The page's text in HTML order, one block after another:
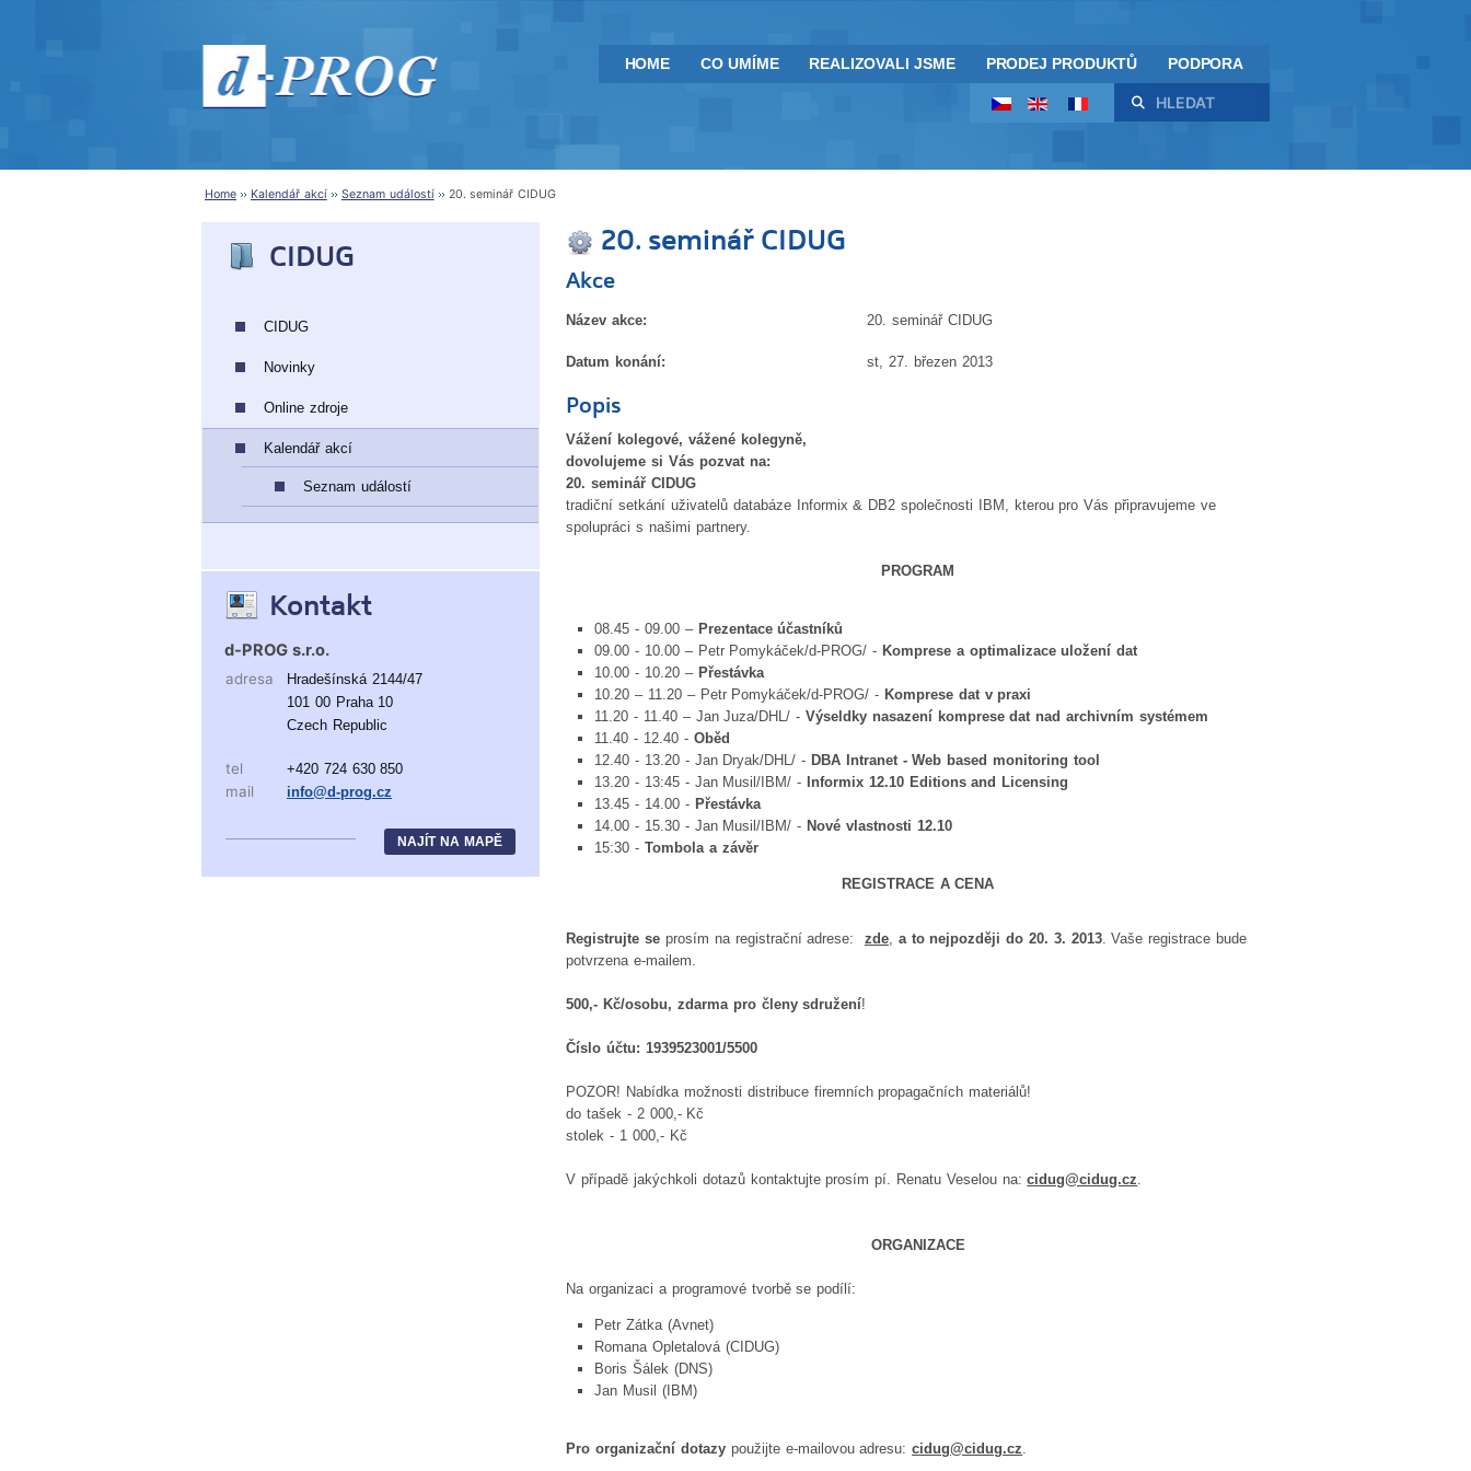
HOME CO UMÍME REALIZOVALI JSME PRODEJ PRODUKTŮ PODPORA
Hledat
Home Kalendář akcí Seznam událostí 20. seminář CIDUG
CIDUG
CIDUG
Novinky
Online zdroje
Kalendář akcí
Seznam událostí
Kontakt
d-PROG s.r.o.
adresa
Hradešínská 2144/47
101 00 Praha 10
Czech Republic
tel +420 724 630 850
mail info@d-prog.cz
NAJÍT NA MAPĚ
20. seminář CIDUG
Akce
Název akce: 20. seminář CIDUG
Datum konání: st, 27. březen 2013
Popis
Vážení kolegové, vážené kolegyně,
dovolujeme si Vás pozvat na:
20. seminář CIDUG
tradiční setkání uživatelů databáze Informix & DB2 společnosti IBM, kterou pro Vás připravujeme ve
spolupráci s našimi partnery.
PROGRAM
08.45 - 09.00 – Prezentace účastníků
09.00 - 10.00 – Petr Pomykáček/d-PROG/ - Komprese a optimalizace uložení dat
10.00 - 10.20 – Přestávka
10.20 – 11.20 – Petr Pomykáček/d-PROG/ - Komprese dat v praxi
11.20 - 11.40 – Jan Juza/DHL/ - Výseldky nasazení komprese dat nad archivním systémem
11.40 - 12.40 - Oběd
12.40 - 13.20 - Jan Dryak/DHL/ - DBA Intranet - Web based monitoring tool
13.20 - 13:45 - Jan Musil/IBM/ -
Informix 12.10 Editions and Licensing
13.45 - 14.00 - Přestávka
14.00 - 15.30 - Jan Musil/IBM/ - Nové vlastnosti 12.10
15:30 - Tombola a závěr
REGISTRACE A CENA
Registrujte se prosím na registrační adrese: zde, a to nejpozději do 20. 3. 2013. Vaše registrace bude
potvrzena e-mailem.
500,- Kč/osobu, zdarma pro členy sdružení!
Číslo účtu: 1939523001/5500
POZOR! Nabídka možnosti distribuce firemních propagačních materiálů!
do tašek - 2 000,- Kč
stolek - 1 000,- Kč
V případě jakýchkoli dotazů kontaktujte prosím pí. Renatu Veselou na:cidug@cidug.cz
ORGANIZACE
Na organizaci a programové tvorbě se podílí:
Petr Zátka (Avnet)
Romana Opletalová (CIDUG)
Boris Šálek (DNS)
Jan Musil (IBM)
Pro organizační dotazypoužijte e-mailovou adresu:cidug@cidug.cz